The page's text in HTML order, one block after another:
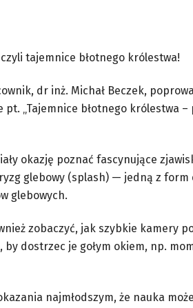
tajemnice błotnego królestwa!
dr inż. Michał Beczek,
pt. „Tajemnice błotnego królestwa
okazję poznać fascynujące
glebowy (splash) — jedną z form
glebowych.
zobaczyć, jak szybkie kamery
dostrzec je gołym okiem, np.
najmłodszym, że nauka